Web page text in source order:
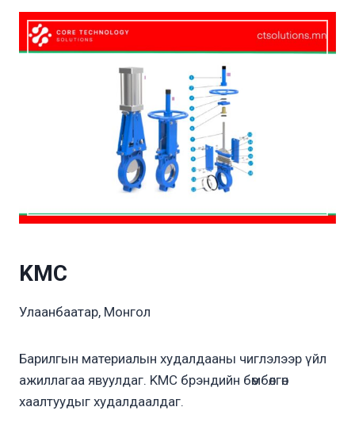
KMC
Улаанбаатар, Монгол
Барилгын материалын худалдааны чиглэлээр үйл
ажиллагаа явуулдаг. KMC брэндийн бөмбөлгөн
хаалтуудыг худалдаалдаг.